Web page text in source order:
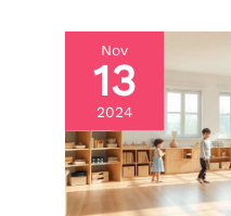
Nov
13
2024